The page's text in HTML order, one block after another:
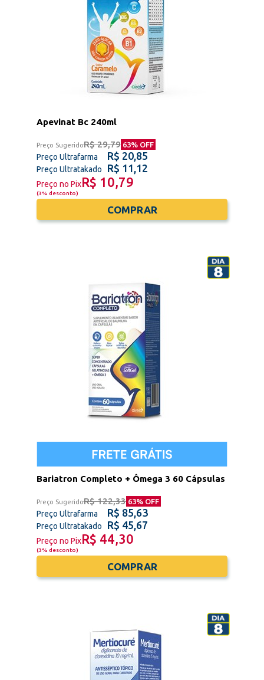
Apevinat Bc 240ml
Preço SugeridoR$ 29,79 63% OFF
Preço Ultrafarma R$ 20,85
Preço Ultratakado R$ 11,12
Preço no PixR$ 10,79
(3% desconto)
COMPRAR
Bariatron Completo + Ômega 3 60 Cápsulas
Preço SugeridoR$ 122,33 63% OFF
Preço Ultrafarma R$ 85,63
Preço Ultratakado R$ 45,67
Preço no PixR$ 44,30
(3% desconto)
COMPRAR